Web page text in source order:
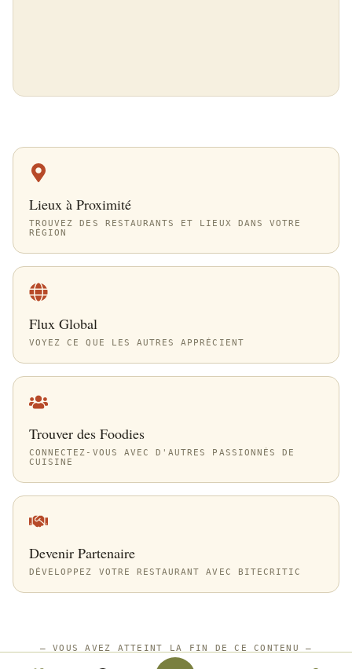
Lieux à Proximité
TROUVEZ DES RESTAURANTS ET LIEUX DANS VOTRE
RÉGION
Flux Global
VOYEZ CE QUE LES AUTRES APPRÉCIENT
Trouver des Foodies
CONNECTEZ-VOUS AVEC D'AUTRES PASSIONNÉS DE
CUISINE
Devenir Partenaire
DÉVELOPPEZ VOTRE RESTAURANT AVEC BITECRITIC
—VOUS AVEZ ATTEINT LA FIN DE CE CONTENU —